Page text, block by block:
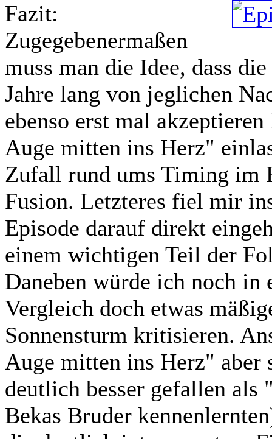
Fazit:
Zugegebenermaßen
muss man die Idee, dass
Jahre lang von jeglichen
ebenso erst mal
Auge mitten ins Herz"
Zufall rund ums Timing im
Fusion. Letzteres fiel mir
Episode darauf direkt
einem wichtigen Teil der
Daneben würde ich noch
Vergleich doch etwas
Sonnensturm kritisieren.
Auge mitten ins Herz" aber
deutlich besser gefallen
Bekas Bruder